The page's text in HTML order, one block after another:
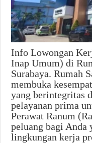
Info Lowongan
Inap Umum) di
Surabaya. Rumah
membuka
yang berintegritas
pelayanan prima
Perawat Ranum
peluang bagi Anda
lingkungan kerja